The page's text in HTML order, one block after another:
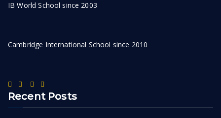
IB World School since 2003
Cambridge International School since 2010
Recent Posts